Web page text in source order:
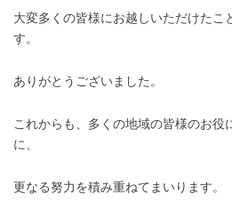
大変多くの皆様にお越しいただけたこ
す。
ありがとうございました。
これからも、多くの地域の皆様のお役
に、
更なる努力を積み重ねてまいります。